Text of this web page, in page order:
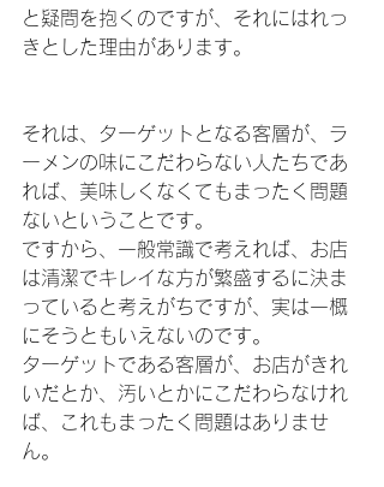
と疑問を抱くのですが、それにはれっ
きとした理由があります。
それは、ターゲットとなる客層が、ラ
ーメンの味にこだわらない人たちであ
れば、美味しくなくてもまったく問題
ないということです。
ですから、一般常識で考えれば、お店
は清潔でキレイな方が繁盛するに決ま
っていると考えがちですが、実は一概
にそうともいえないのです。
ターゲットである客層が、お店がきれ
いだとか、汚いとかにこだわらなけれ
ば、これもまったく問題はありませ
ん。